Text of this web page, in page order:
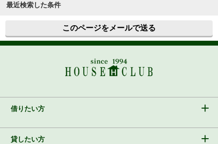
最近検索した条件
このページをメールで送る
借りたい方
貸したい方